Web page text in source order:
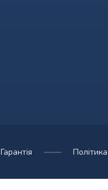
Гарантія